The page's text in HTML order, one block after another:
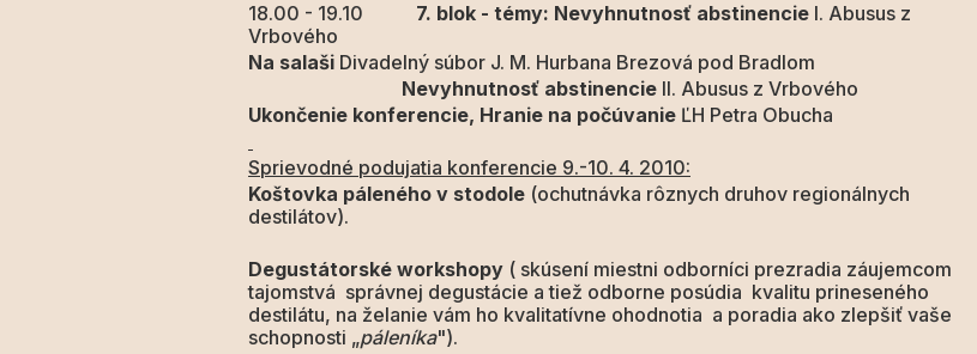
18.00 - 19.10 7. blok - témy: Nevyhnutnosť abstinencie I. Abusus z
Vrbového
Na salaši Divadelný súbor J. M. Hurbana Brezová pod Bradlom
Nevyhnutnosť abstinencie II. Abusus z Vrbového
Ukončenie konferencie, Hranie na počúvanie ĽH Petra Obucha
Sprievodné podujatia konferencie 9.-10. 4. 2010:
Koštovka páleného v stodole (ochutnávka rôznych druhov regionálnych
destilátov).
Degustátorské workshopy ( skúsení miestni odborníci prezradia záujemcom
tajomstvá správnej degustácie a tiež odborne posúdia kvalitu prineseného
destilátu, na želanie vám ho kvalitatívne ohodnotia a poradia ako zlepšiť vaše
schopnosti „páleníka").